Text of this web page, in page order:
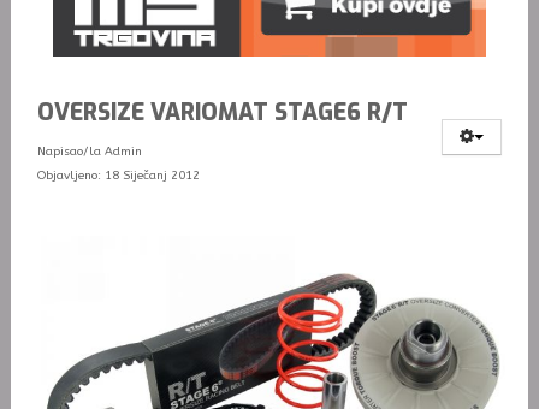
OVERSIZE VARIOMAT STAGE6 R/T
Napisao/la Admin
Objavljeno: 18 Siječanj 2012